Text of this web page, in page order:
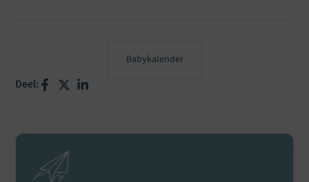
Babykalender
Deel: